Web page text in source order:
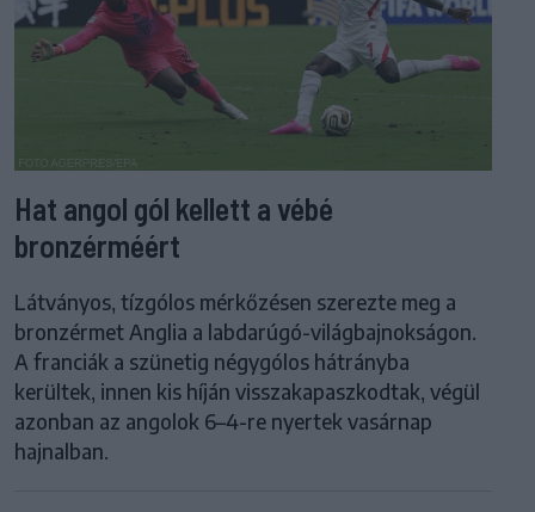
Hat angol gól kellett a vébé
bronzérméért
Látványos, tízgólos mérkőzésen szerezte meg a
bronzérmet Anglia a labdarúgó-világbajnokságon.
A franciák a szünetig négygólos hátrányba
kerültek, innen kis híján visszakapaszkodtak, végül
azonban az angolok 6–4-re nyertek vasárnap
hajnalban.